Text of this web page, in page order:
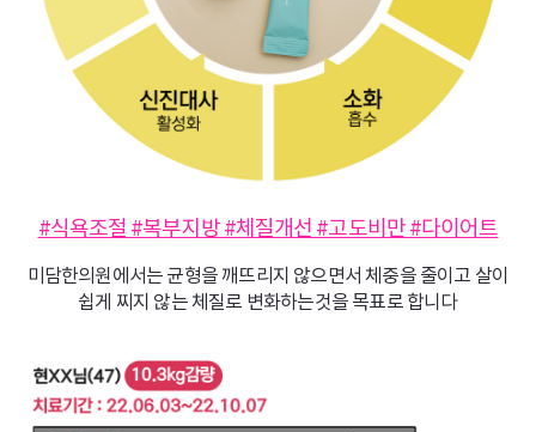
#식욕조절 #복부지방 #체질개선 #고도비만 #다이어트
미담한의원에서는 균형을 깨뜨리지 않으면서 체중을 줄이고 살이
쉽게 찌지 않는 체질로 변화하는것을 목표로 합니다